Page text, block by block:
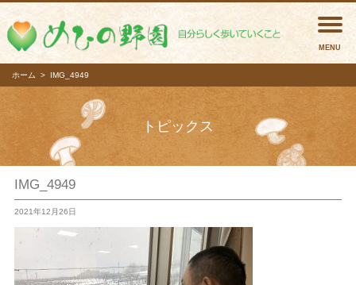
めひ
ホーム IMG_4949
トピックス
IMG_4949
2021年12月26日